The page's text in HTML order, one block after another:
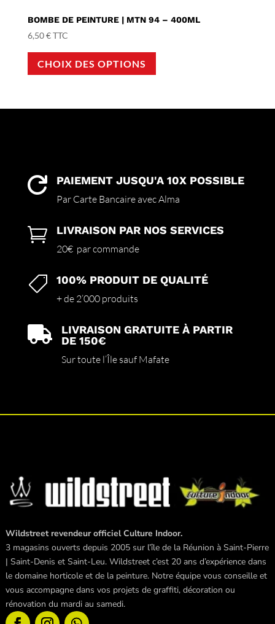
BOMBE DE PEINTURE | MTN 94 – 400ML
6,50€TTC
CHOIX DES OPTIONS
a
choisies
la
du
 PAIEMENT JUSQU'A 10X POSSIBLE
Par Carte Bancaire avec Alma
 LIVRAISON PAR NOS SERVICES
20€ par commande
 100% PRODUIT DE QUALITÉ
+ de 2’000 produits

LIVRAISON GRATUITE À PARTIR
DE 150€
Sur toute l’Île sauf Mafate
Wildstreet revendeur officiel Culture Indoor.
3 magasins ouverts depuis 2005 sur l’île de la Réunion à Saint-Pierre
| Saint-Denis et Saint-Leu. Wildstreet c’est 20 ans d’expérience dans
le domaine horticole et de la peinture. Notre équipe vous conseille et
vous accompagne dans vos projets de graffiti, décoration ou
rénovation du mardi au samedi.